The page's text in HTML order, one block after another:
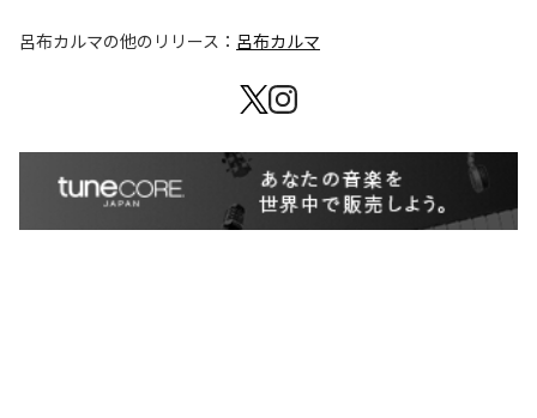
呂布カルマの他のリリース： 呂布カルマ